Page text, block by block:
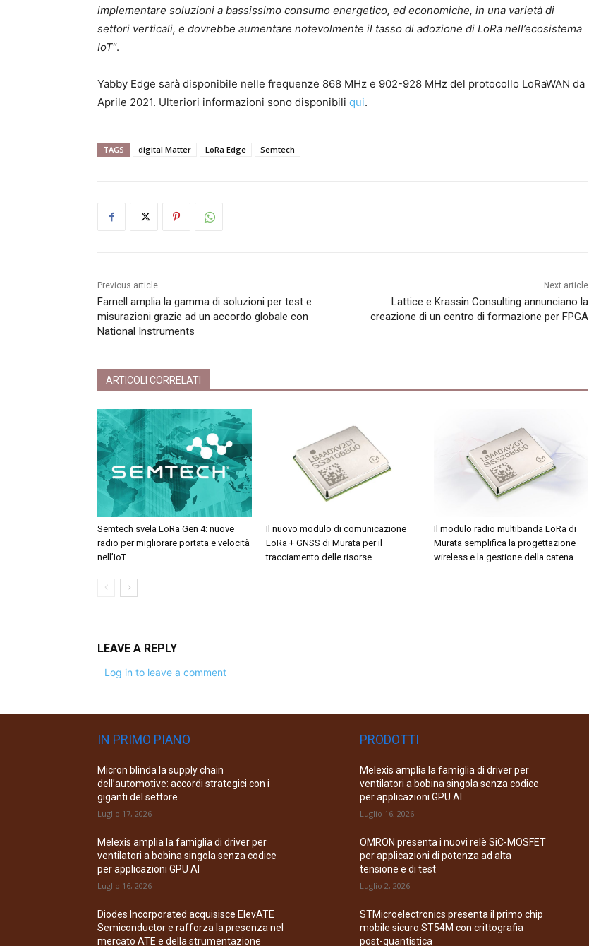
implementare soluzioni a bassissimo consumo energetico, ed economiche, in una varietà di
settori verticali, e dovrebbe aumentare notevolmente il tasso di adozione di LoRa nell’ecosistema
IoT“.
Yabby Edge sarà disponibile nelle frequenze 868 MHz e 902-928 MHz del protocollo LoRaWAN da
Aprile 2021. Ulteriori informazioni sono disponibili qui.
TAGS digital Matter LoRa Edge Semtech
Previous article
Farnell amplia la gamma di soluzioni per test e
misurazioni grazie ad un accordo globale con
National Instruments
Next article
Lattice e Krassin Consulting annunciano la
creazione di un centro di formazione per FPGA
ARTICOLI CORRELATI
Semtech svela LoRa Gen 4: nuove
radio per migliorare portata e velocità
nell’IoT
Il nuovo modulo di comunicazione
LoRa + GNSS di Murata per il
tracciamento delle risorse
Il modulo radio multibanda LoRa di
Murata semplifica la progettazione
wireless e la gestione della catena...
LEAVE A REPLY
Log in to leave a comment
IN PRIMO PIANO
Micron blinda la supply chain
dell’automotive: accordi strategici con i
giganti del settore
Luglio 17, 2026
Melexis amplia la famiglia di driver per
ventilatori a bobina singola senza codice
per applicazioni GPU AI
Luglio 16, 2026
Diodes Incorporated acquisisce ElevATE
Semiconductor e rafforza la presenza nel
mercato ATE e della strumentazione
PRODOTTI
Melexis amplia la famiglia di driver per
ventilatori a bobina singola senza codice
per applicazioni GPU AI
Luglio 16, 2026
OMRON presenta i nuovi relè SiC-MOSFET
per applicazioni di potenza ad alta
tensione e di test
Luglio 2, 2026
STMicroelectronics presenta il primo chip
mobile sicuro ST54M con crittografia
post-quantistica